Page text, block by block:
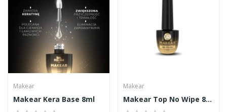
Makear
Makear Kera Base 8ml
Makear
Makear Top No Wipe 8ml